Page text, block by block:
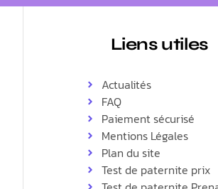
Liens utiles
Actualités
FAQ
Paiement sécurisé
Mentions Légales
Plan du site
Test de paternite prix